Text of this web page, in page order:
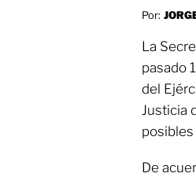
Por:
La
pasado
del
Justicia
De